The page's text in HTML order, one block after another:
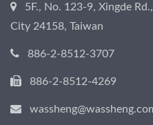
5F., No. 123-9, Xingde
City 24158, Taiwan
886-2-8512-3707
886-2-8512-4269